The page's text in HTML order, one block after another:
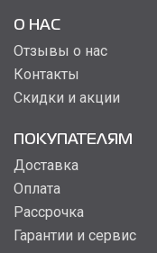
О НАС
Отзывы о нас
Контакты
Скидки и акции
ПОКУПАТЕЛЯМ
Доставка
Оплата
Рассрочка
Гарантии и сервис